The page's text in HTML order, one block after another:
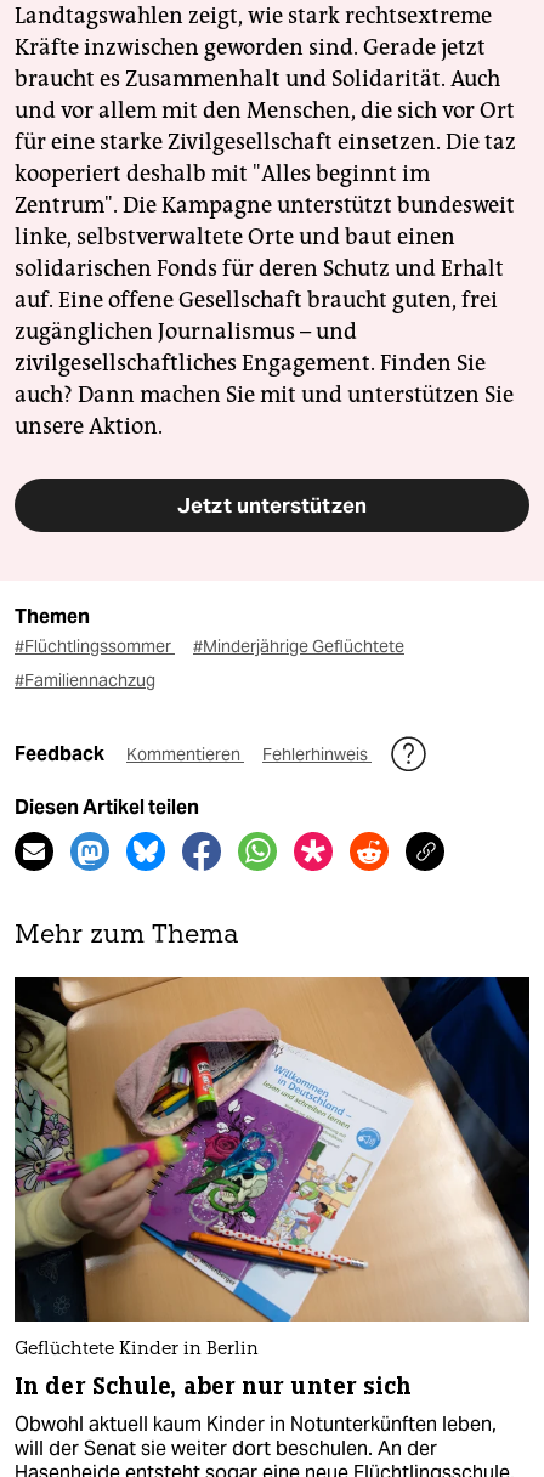
Landtagswahlen zeigt, wie stark rechtsextreme
Kräfte inzwischen geworden sind. Gerade jetzt
braucht es Zusammenhalt und Solidarität. Auch
und vor allem mit den Menschen, die sich vor Ort
für eine starke Zivilgesellschaft einsetzen. Die taz
kooperiert deshalb mit "Alles beginnt im
Zentrum". Die Kampagne unterstützt bundesweit
linke, selbstverwaltete Orte und baut einen
solidarischen Fonds für deren Schutz und Erhalt
auf. Eine offene Gesellschaft braucht guten, frei
zugänglichen Journalismus – und
zivilgesellschaftliches Engagement. Finden Sie
auch? Dann machen Sie mit und unterstützen Sie
unsere Aktion.
Jetzt unterstützen
Themen
#Flüchtlingssommer
#Minderjährige Geflüchtete
#Familiennachzug
Feedback Kommentieren Fehlerhinweis
Diesen Artikel teilen
Mehr zum Thema
Geflüchtete Kinder in Berlin
In der Schule, aber nur unter sich
Obwohl aktuell kaum Kinder in Notunterkünften leben,
will der Senat sie weiter dort beschulen. An der